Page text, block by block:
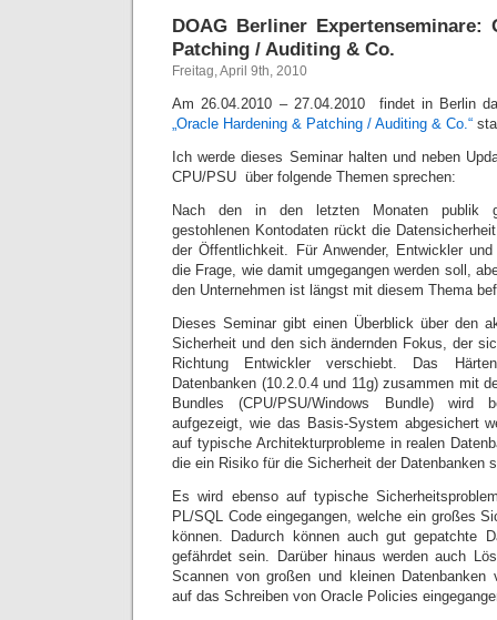
DOAG Berliner Expertenseminare:
Patching / Auditing & Co.
Freitag, April 9th, 2010
Am 26.04.2010 – 27.04.2010 findet in Berlin
„Oracle Hardening & Patching / Auditing & Co.“
Ich werde dieses Seminar halten und neben
CPU/PSU über folgende Themen sprechen:
Nach den in den letzten Monaten publik
gestohlenen Kontodaten rückt die
der Öffentlichkeit. Für Anwender, Entwickler
die Frage, wie damit umgegangen werden soll,
den Unternehmen ist längst mit diesem Thema
Dieses Seminar gibt einen Überblick über den
Sicherheit und den sich ändernden Fokus, der
Richtung Entwickler verschiebt. Das
Datenbanken (10.2.0.4 und 11g) zusammen mit
Bundles (CPU/PSU/Windows Bundle) wird
aufgezeigt, wie das Basis-System abgesichert
auf typische Architekturprobleme in realen
die ein Risiko für die Sicherheit der Datenbanken
Es wird ebenso auf typische
PL/SQL Code eingegangen, welche ein großes
können. Dadurch können auch gut gepatchte
gefährdet sein. Darüber hinaus werden auch
Scannen von großen und kleinen Datenbanken
auf das Schreiben von Oracle Policies